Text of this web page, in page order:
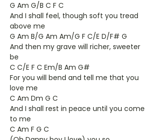
G Am G/B C F C
And I shall feel, though soft you tread
above me
G Am B/G Am Am/G F C/E D/F# G
And then my grave will richer, sweeter
be
C C/E F C Em/B Am G#
For you will bend and tell me that you
love me
C Am Dm G C
And I shall rest in peace until you come
to me
C Am F G C